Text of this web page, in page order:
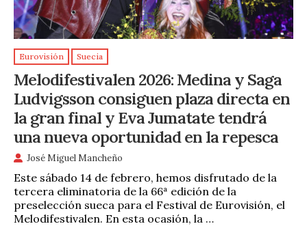
Eurovisión Suecia
Melodifestivalen 2026: Medina y Saga
Ludvigsson consiguen plaza directa en
la gran final y Eva Jumatate tendrá
una nueva oportunidad en la repesca
José Miguel Mancheño
Este sábado 14 de febrero, hemos disfrutado de la
tercera eliminatoria de la 66ª edición de la
preselección sueca para el Festival de Eurovisión, el
Melodifestivalen. En esta ocasión, la …